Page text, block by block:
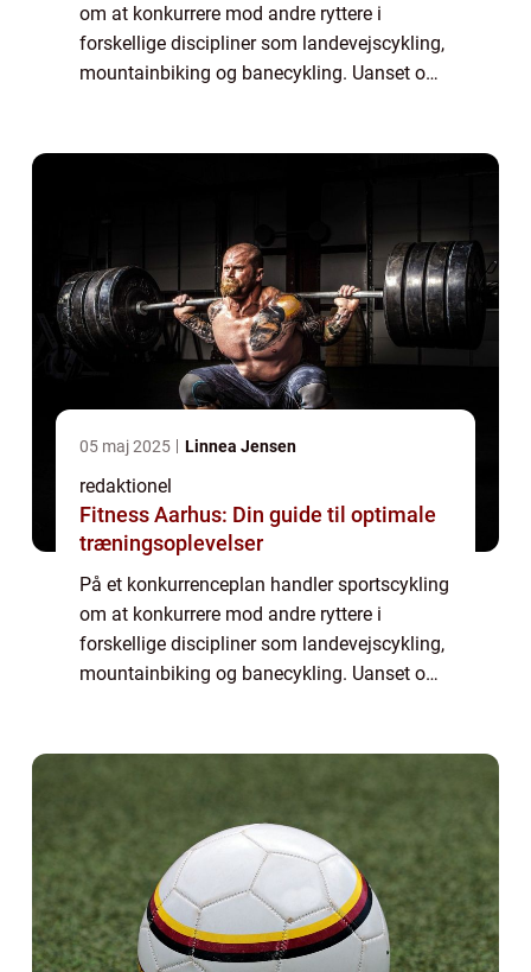
om at konkurrere mod andre ryttere i
forskellige discipliner som landevejscykling,
mountainbiking og banecykling. Uanset om
05 maj 2025 Linnea Jensen
redaktionel
Fitness Aarhus: Din guide til optimale
træningsoplevelser
På et konkurrenceplan handler sportscykling
om at konkurrere mod andre ryttere i
forskellige discipliner som landevejscykling,
mountainbiking og banecykling. Uanset om